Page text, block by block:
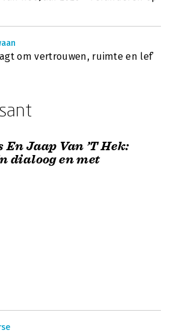
om vertrouwen, ruimte en lef’
En Jaap Van ’T Hek:
dialoog en met